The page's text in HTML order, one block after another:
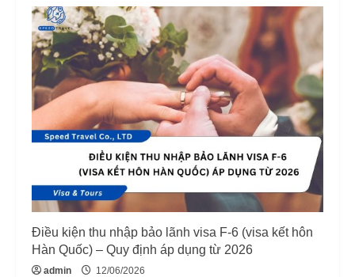
e
R
e
a
d
i
n
g
Điều kiện thu nhập bảo lãnh visa F-6 (visa kết hôn
Hàn Quốc) – Quy định áp dụng từ 2026
admin 12/06/2026